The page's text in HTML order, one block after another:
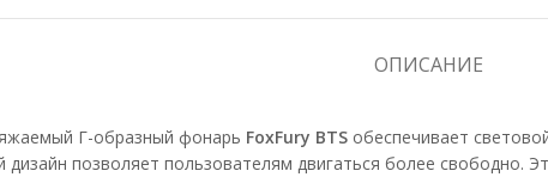
ОПИСАНИЕ
Г-образный фонарь FoxFury BTS обеспечивает
позволяет пользователям двигаться более свободно.